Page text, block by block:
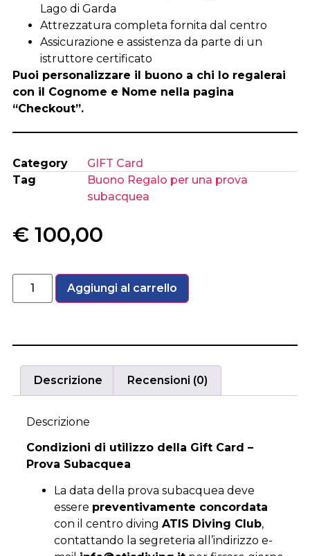
Lago di Garda
Attrezzatura completa fornita dal centro
Assicurazione e assistenza da parte di un
istruttore certificato
Puoi personalizzare il buono a chi lo regalerai
con il Cognome e Nome nella pagina
“Checkout”.
Category
GIFT Card
Tag
Buono Regalo per una prova
subacquea
€ 100,00
Aggiungi al carrello
Descrizione Recensioni (0)
Descrizione
Condizioni di utilizzo della Gift Card –
Prova Subacquea
La data della prova subacquea deve
essere preventivamente concordata
con il centro diving ATIS Diving Club,
contattando la segreteria all’indirizzo e-